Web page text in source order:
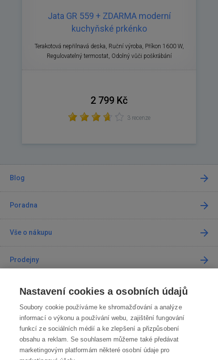
Jata GR 559 + ZDARMA moderní
kuchyňské prkénko
Terakotová nepřilnavá deska, Ruční výroba, Příkon 1600 W,
Regulovatelný termostat, Odolný vůči poškrábání
2 799 Kč
3 recenze
Blog
Poradna
Vše o nákupu
Prodejny
Kontakt
Kontaktujte nás
info@robotworld.cz
220 770 770 Po-Pá 8:00—16:00
Nastavení cookies a osobních údajů
Soubory cookie používáme ke shromažďování a analýze
informací o výkonu a používání webu, zajištění fungování
funkcí ze sociálních médií a ke zlepšení a přizpůsobení
obsahu a reklam. Se souhlasem můžeme také předávat
marketingovým platformám některé osobní údaje pro